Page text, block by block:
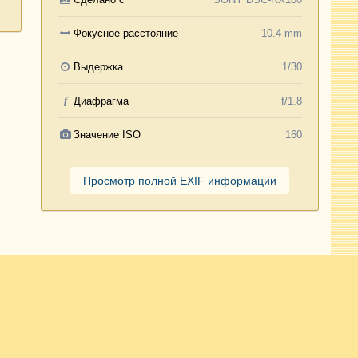
Фокусное расстояние 10.4 mm
Выдержка 1/30
f Диафрагма f/1.8
Значение ISO 160
Просмотр полной EXIF информации